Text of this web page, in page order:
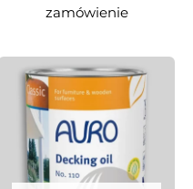
zamówienie
cen:
od
111,61zł
do
368,40zł
Ten
produkt
ma
wiele
Opcje